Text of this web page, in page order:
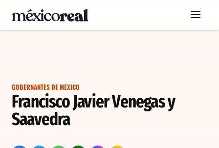
GOBERNANTES DE MEXICO
Francisco Javier Venegas y
Saavedra